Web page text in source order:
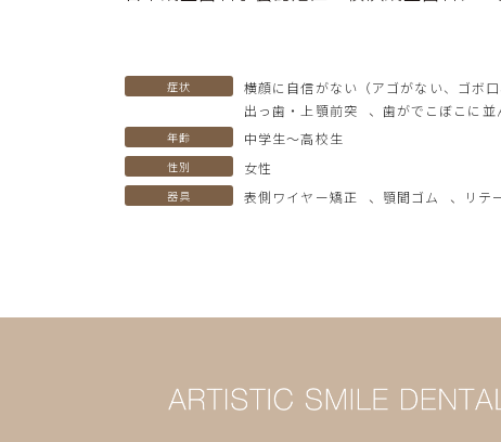
症状 横顔に自信がない（アゴがない、ゴボ
出っ歯・上顎前突
、 歯がでこぼこに並
年齢 中学生〜高校生
性別 女性
器具 表側ワイヤー矯正 、 顎間ゴム 、 リテ